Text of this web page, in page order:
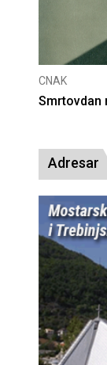
CNAK
Deseta
Adresar